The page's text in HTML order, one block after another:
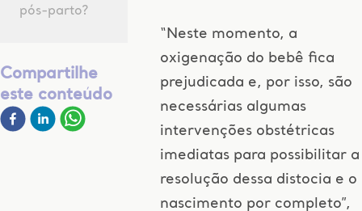
pós-parto?
Compartilhe
este conteúdo
“Neste momento, a
oxigenação do bebê fica
prejudicada e, por isso, são
necessárias algumas
intervenções obstétricas
imediatas para possibilitar a
resolução dessa distocia e o
nascimento por completo”,